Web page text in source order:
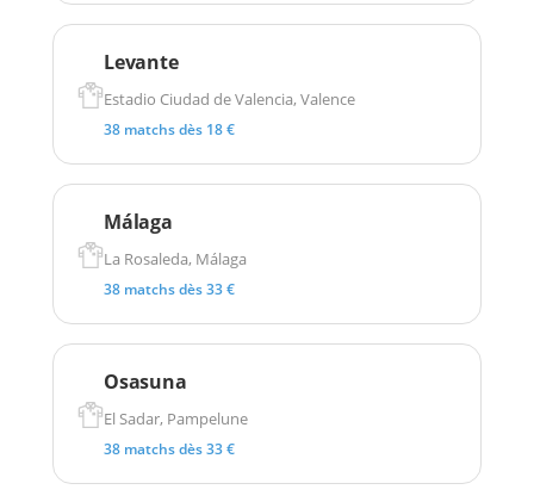
Levante
Estadio Ciudad de Valencia, Valence
38 matchs dès 18 €
Málaga
La Rosaleda, Málaga
38 matchs dès 33 €
Osasuna
El Sadar, Pampelune
38 matchs dès 33 €